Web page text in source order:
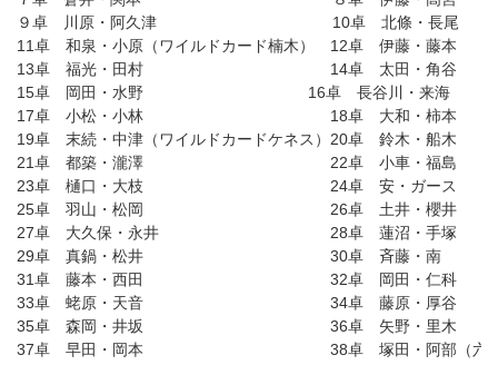
９卓 川原・阿久津 10卓 北條・長尾
11卓 和泉・小原（ワイルドカード楠木） 12卓 伊藤・藤本
13卓 福光・田村 14卓 太田・角谷
15卓 岡田・水野 16卓 長谷川・来海
17卓 小松・小林 18卓 大和・柿本
19卓 末続・中津（ワイルドカードケネス）20卓 鈴木・船木
21卓 都築・瀧澤 22卓 小車・福島
23卓 樋口・大枝 24卓 安・ガース
25卓 羽山・松岡 26卓 土井・櫻井
27卓 大久保・永井 28卓 蓮沼・手塚
29卓 真鍋・松井 30卓 斉藤・南
31卓 藤本・西田 32卓 岡田・仁科
33卓 蛯原・天音 34卓 藤原・厚谷
35卓 森岡・井坂 36卓 矢野・里木
37卓 早田・岡本 38卓 塚田・阿部（六段戦補欠